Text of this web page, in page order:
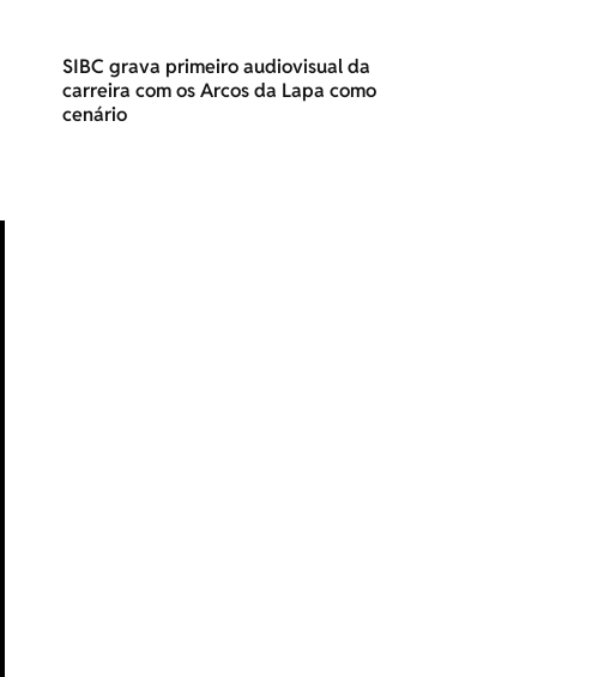
SIBC grava primeiro audiovisual da
carreira com os Arcos da Lapa como
cenário